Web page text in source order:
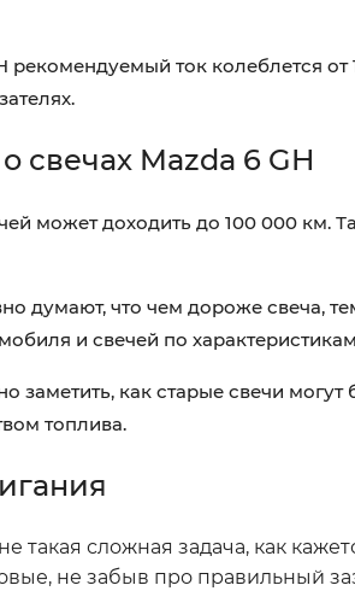
рекомендуемый ток колеблется
свечах Mazda 6 GH
может доходить до 100 000 км.
думают, что чем дороже свеча,
и свечей по
заметить, как старые свечи
топлива.
такая сложная задача, как
не забыв про правильный